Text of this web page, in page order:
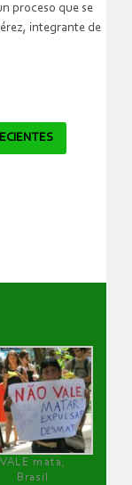
proceso que se
integrante de
VALE mata,
Brasil